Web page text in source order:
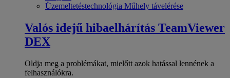
Üzemeltetéstechnológia Műhely távelérése
Valós idejű hibaelhárítás TeamViewer
DEX
Oldja meg a problémákat, mielőtt azok hatással lennének a
felhasználókra.